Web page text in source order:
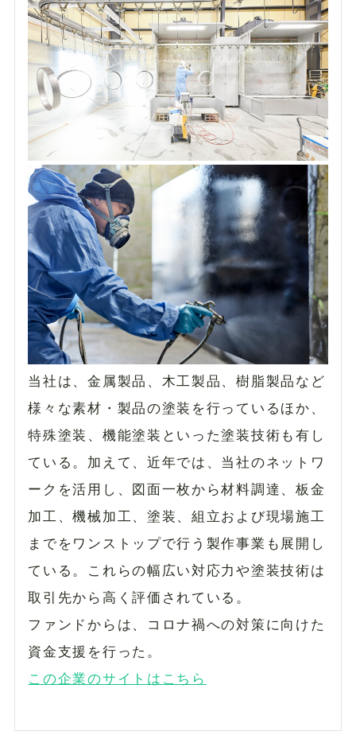
当社は、金属製品、木工製品、樹脂製品など
様々な素材・製品の塗装を行っているほか、
特殊塗装、機能塗装といった塗装技術も有し
ている。加えて、近年では、当社のネットワ
ークを活用し、図面一枚から材料調達、板金
加工、機械加工、塗装、組立および現場施工
までをワンストップで行う製作事業も展開し
ている。これらの幅広い対応力や塗装技術は
取引先から高く評価されている。
ファンドからは、コロナ禍への対策に向けた
資金支援を行った。
この企業のサイトはこちら